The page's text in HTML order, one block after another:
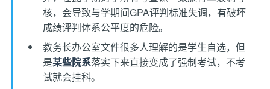
核，会导致与学期间GPA评判标准失调，有破坏
成绩评判体系公平度的危险。
教务长办公室文件很多人理解的是学生自选，但
是某些院系落实下来直接变成了强制考试，不考
试就会挂科。